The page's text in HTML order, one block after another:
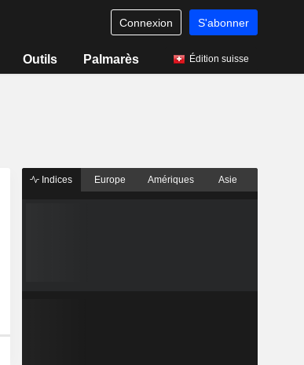
Connexion S'abonner
Outils Palmarès Édition suisse
Indices Europe Amériques Asie